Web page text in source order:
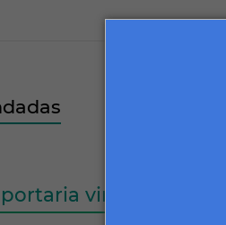
virtual ou